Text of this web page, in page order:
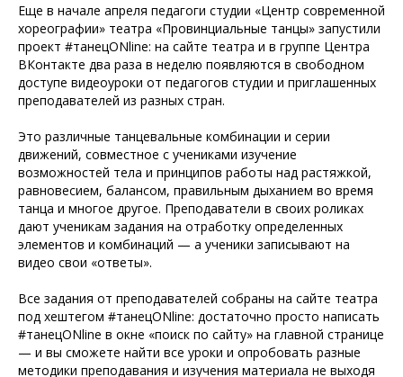
Еще в начале апреля педагоги студии «Центр современной
хореографии» театра «Провинциальные танцы» запустили
проект #танецONline: на сайте театра и в группе Центра
ВКонтакте два раза в неделю появляются в свободном
доступе видеоуроки от педагогов студии и приглашенных
преподавателей из разных стран.
Это различные танцевальные комбинации и серии
движений, совместное с учениками изучение
возможностей тела и принципов работы над растяжкой,
равновесием, балансом, правильным дыханием во время
танца и многое другое. Преподаватели в своих роликах
дают ученикам задания на отработку определенных
элементов и комбинаций — а ученики записывают на
видео свои «ответы».
Все задания от преподавателей собраны на сайте театра
под хештегом #танецONline: достаточно просто написать
#танецONline в окне «поиск по сайту» на главной странице
— и вы сможете найти все уроки и опробовать разные
методики преподавания и изучения материала не выходя